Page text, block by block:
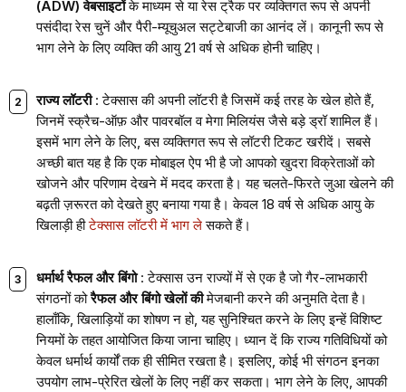
(ADW) वेबसाइटोंके माध्यम से या रेस ट्रैक पर व्यक्तिगत रूप से अपनी
पसंदीदा रेस चुनें और पैरी-म्यूचुअल सट्टेबाजी का आनंद लें। कानूनी रूप से
भाग लेने के लिए व्यक्ति की आयु 21 वर्ष से अधिक होनी चाहिए।
राज्य लॉटरी: टेक्सास की अपनी लॉटरी है जिसमें कई तरह के खेल होते हैं,
जिनमें स्क्रैच-ऑफ़ और पावरबॉल व मेगा मिलियंस जैसे बड़े ड्रॉ शामिल हैं।
इसमें भाग लेने के लिए, बस व्यक्तिगत रूप से लॉटरी टिकट खरीदें। सबसे
अच्छी बात यह है कि एक मोबाइल ऐप भी है जो आपको खुदरा विक्रेताओं को
खोजने और परिणाम देखने में मदद करता है। यह चलते-फिरते जुआ खेलने की
बढ़ती ज़रूरत को देखते हुए बनाया गया है। केवल 18 वर्ष से अधिक आयु के
खिलाड़ी हीटेक्सास लॉटरी में भाग लेसकते हैं।
धर्मार्थ रैफल और बिंगो: टेक्सास उन राज्यों में से एक है जो गैर-लाभकारी
संगठनों कोरैफल और बिंगो खेलों कीमेजबानी करने की अनुमति देता है।
हालाँकि, खिलाड़ियों का शोषण न हो, यह सुनिश्चित करने के लिए इन्हें विशिष्ट
नियमों के तहत आयोजित किया जाना चाहिए। ध्यान दें कि राज्य गतिविधियों को
केवल धर्मार्थ कार्यों तक ही सीमित रखता है। इसलिए, कोई भी संगठन इनका
उपयोग लाभ-प्रेरित खेलों के लिए नहीं कर सकता। भाग लेने के लिए, आपकी